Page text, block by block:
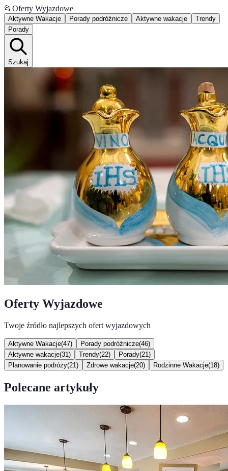
📂 Oferty Wyjazdowe
Aktywne Wakacje Porady podróżnicze Aktywne wakacje
Trendy
Porady
Szukaj
Oferty Wyjazdowe
Twoje źródło najlepszych ofert wyjazdowych
Aktywne Wakacje(47) Porady podróżnicze(46)
Aktywne wakacje(31 ) Trendy(22) Porady(21 )
Planowanie podróży(21 ) Zdrowe wakacje(20) Rodzinne Wakacje(18)
Polecane artykuły